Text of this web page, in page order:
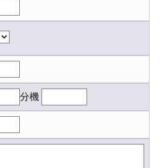
分機